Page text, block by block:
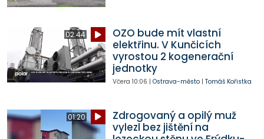
02:44
OZO bude mít vlastní
elektřinu. V Kunčicích
vyrostou 2 kogenerační
jednotky
Včera 10:06 | Ostrava-město| Tomáš Kořistka
01:20
Zdrogovaný a opilý muž
vylezl bez jištění na